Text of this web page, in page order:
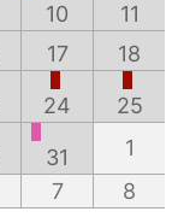
10
11
17 18
24 25
31
1
7 8